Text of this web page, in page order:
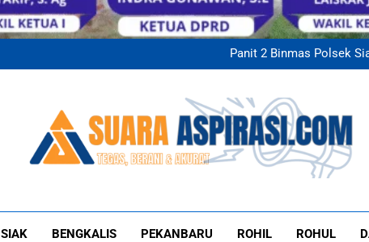
Kanit Binmas
Sembako
Dukung Program
Panit 2 Binmas Polsek
KUA Minas Verifikasi
Kanit Binmas Polsek
Panit 2 Binmas Polsek
KUA Minas Verifikasi
Kanit Binmas Polsek
Sembako
Suaraaspirasi
SIAK BENGKALIS PEKANBARU ROHIL ROHUL